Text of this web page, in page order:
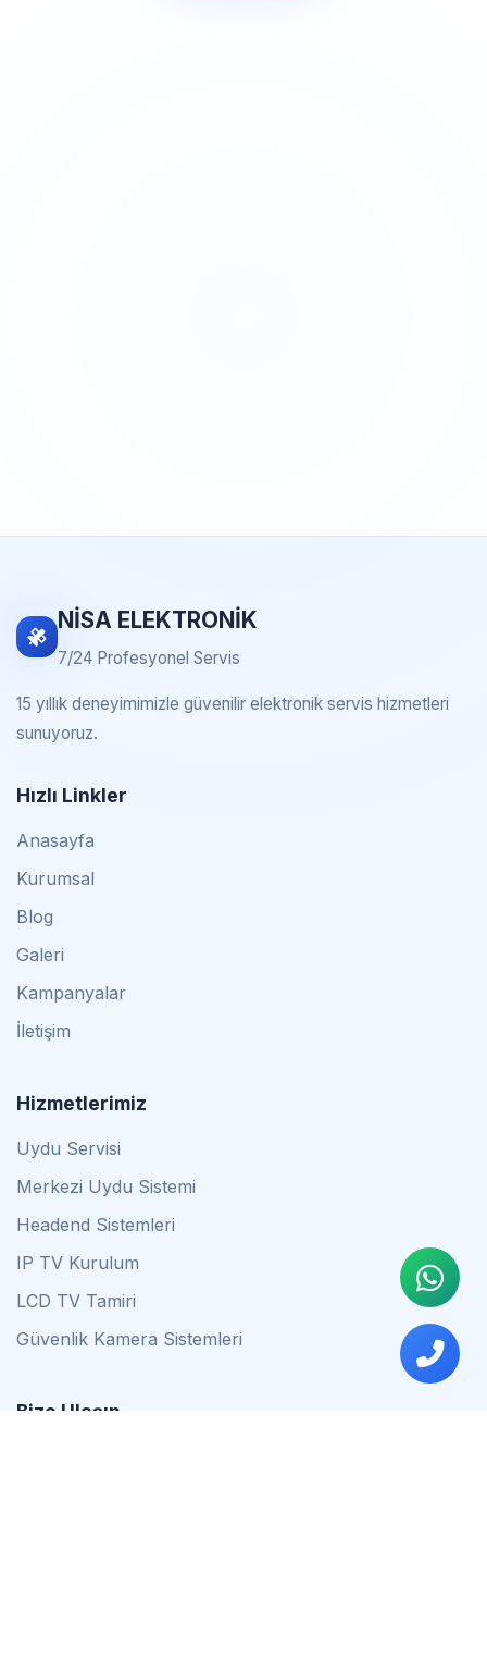
NİSA ELEKTRONİK
7/24 Profesyonel Servis
15 yıllık deneyimimizle güvenilir elektronik servis hizmetleri
sunuyoruz.
Hızlı Linkler
Anasayfa
Kurumsal
Blog
Galeri
Kampanyalar
İletişim
Hizmetlerimiz
Uydu Servisi
Merkezi Uydu Sistemi
Headend Sistemleri
IP TV Kurulum
LCD TV Tamiri
Güvenlik Kamera Sistemleri
Bize Ulaşın